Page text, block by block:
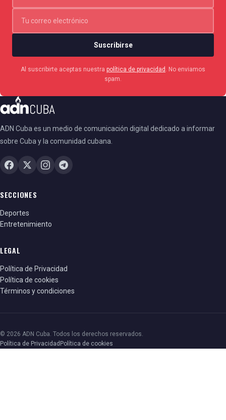
Suscribirse
Al suscribirte aceptas nuestra política de privacidad
. No enviamos
spam.
ADN Cuba es un medio de comunicación digital dedicado a informar
sobre Cuba y la comunidad cubana.
SECCIONES
Deportes
Entretenimiento
LEGAL
Política de Privacidad
Política de cookies
Términos y condiciones
© 2026 ADN Cuba. Todos los derechos reservados.
Política de Privacidad Política de cookies